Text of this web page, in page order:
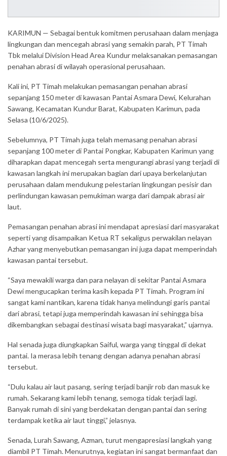
KARIMUN — Sebagai bentuk komitmen perusahaan dalam menjaga
lingkungan dan mencegah abrasi yang semakin parah, PT Timah
Tbk melalui Division Head Area Kundur melaksanakan pemasangan
penahan abrasi di wilayah operasional perusahaan.
Kali ini, PT Timah melakukan pemasangan penahan abrasi
sepanjang 150 meter di kawasan Pantai Asmara Dewi, Kelurahan
Sawang, Kecamatan Kundur Barat, Kabupaten Karimun, pada
Selasa (10/6/2025).
Sebelumnya, PT Timah juga telah memasang penahan abrasi
sepanjang 100 meter di Pantai Pongkar, Kabupaten Karimun yang
diharapkan dapat mencegah serta mengurangi abrasi yang terjadi di
kawasan langkah ini merupakan bagian dari upaya berkelanjutan
perusahaan dalam mendukung pelestarian lingkungan pesisir dan
perlindungan kawasan pemukiman warga dari dampak abrasi air
laut.
Pemasangan penahan abrasi ini mendapat apresiasi dari masyarakat
seperti yang disampaikan Ketua RT sekaligus perwakilan nelayan
Azhar yang menyebutkan pemasangan ini juga dapat memperindah
kawasan pantai tersebut.
“Saya mewakili warga dan para nelayan di sekitar Pantai Asmara
Dewi mengucapkan terima kasih kepada PT Timah. Program ini
sangat kami nantikan, karena tidak hanya melindungi garis pantai
dari abrasi, tetapi juga memperindah kawasan ini sehingga bisa
dikembangkan sebagai destinasi wisata bagi masyarakat,” ujarnya.
Hal senada juga diungkapkan Saiful, warga yang tinggal di dekat
pantai. Ia merasa lebih tenang dengan adanya penahan abrasi
tersebut.
“Dulu kalau air laut pasang, sering terjadi banjir rob dan masuk ke
rumah. Sekarang kami lebih tenang, semoga tidak terjadi lagi.
Banyak rumah di sini yang berdekatan dengan pantai dan sering
terdampak ketika air laut tinggi,” jelasnya.
Senada, Lurah Sawang, Azman, turut mengapresiasi langkah yang
diambil PT Timah. Menurutnya, kegiatan ini sangat bermanfaat dan